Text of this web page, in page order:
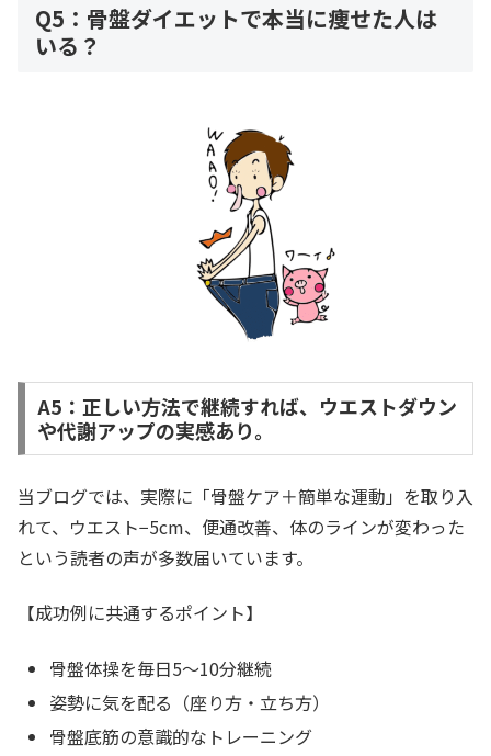
Q5：骨盤ダイエットで本当に痩せた人は
いる？
A5：正しい方法で継続すれば、ウエストダウン
や代謝アップの実感あり。
当ブログでは、実際に「骨盤ケア＋簡単な運動」を取り入
れて、ウエスト−5cm、便通改善、体のラインが変わった
という読者の声が多数届いています。
【成功例に共通するポイント】
骨盤体操を毎日5〜10分継続
姿勢に気を配る（座り方・立ち方）
骨盤底筋の意識的なトレーニング